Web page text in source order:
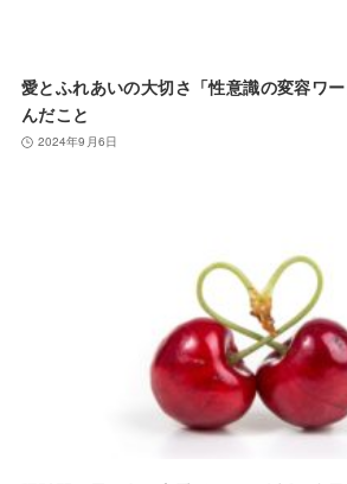
愛とふれあいの大切さ「性意識の変容ワ
んだこと
2024年9月6日